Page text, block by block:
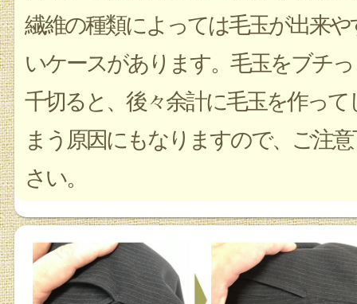
繊維の種類によっては毛玉が出来や
いケースがあります。毛玉をブチ
千切ると、後々余計に毛玉を作って
まう原因にもなりますので、ご注意
さい。